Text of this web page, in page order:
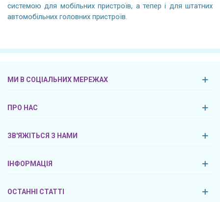
системою для мобільних пристроїв, а тепер і для штатних
автомобільних головних пристроїв.
МИ В СОЦІАЛЬНИХ МЕРЕЖАХ
ПРО НАС
ЗВ'ЯЖІТЬСЯ З НАМИ
ІНФОРМАЦІЯ
ОСТАННІ СТАТТІ